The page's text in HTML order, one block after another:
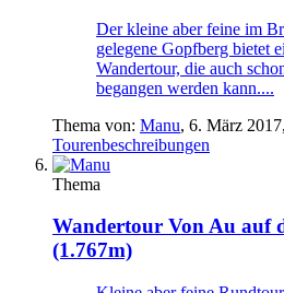
Der kleine aber feine im
gelegene Gopfberg bietet
Wandertour, die auch
begangen werden kann....
Thema von: Manu, 6. März 2017
Tourenbeschreibungen
Thema
Wandertour Von Au auf
(1.767m)